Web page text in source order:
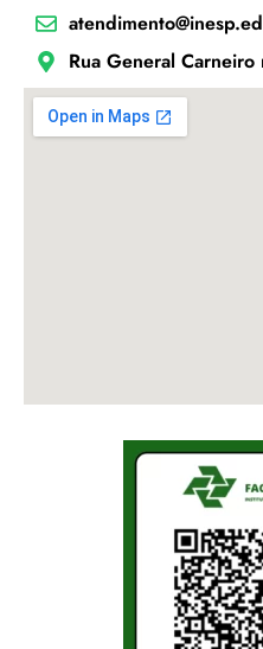
Rua General Carneiro